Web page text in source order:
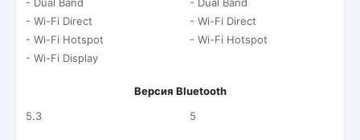
- Wi-Fi Direct
- Wi-Fi Hotspot
- Wi-Fi Display
- Wi-Fi Direct
- Wi-Fi Hotspot
Версия Bluetooth
5.3
5